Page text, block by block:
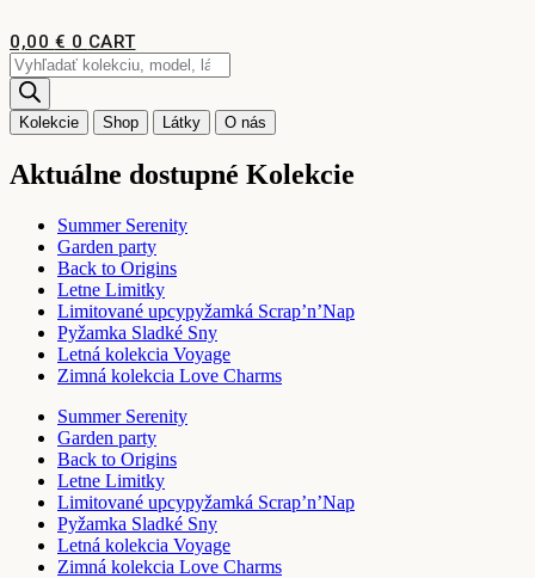
na
obsah
0,00 € 0 CART
Products
search
Kolekcie Shop Látky O nás
Aktuálne dostupné Kolekcie
Summer Serenity
Garden party
Back to Origins
Letne Limitky
Limitované upcypyžamká Scrap’n’Nap
Pyžamka Sladké Sny
Letná kolekcia Voyage
Zimná kolekcia Love Charms
Summer Serenity
Garden party
Back to Origins
Letne Limitky
Limitované upcypyžamká Scrap’n’Nap
Pyžamka Sladké Sny
Letná kolekcia Voyage
Zimná kolekcia Love Charms